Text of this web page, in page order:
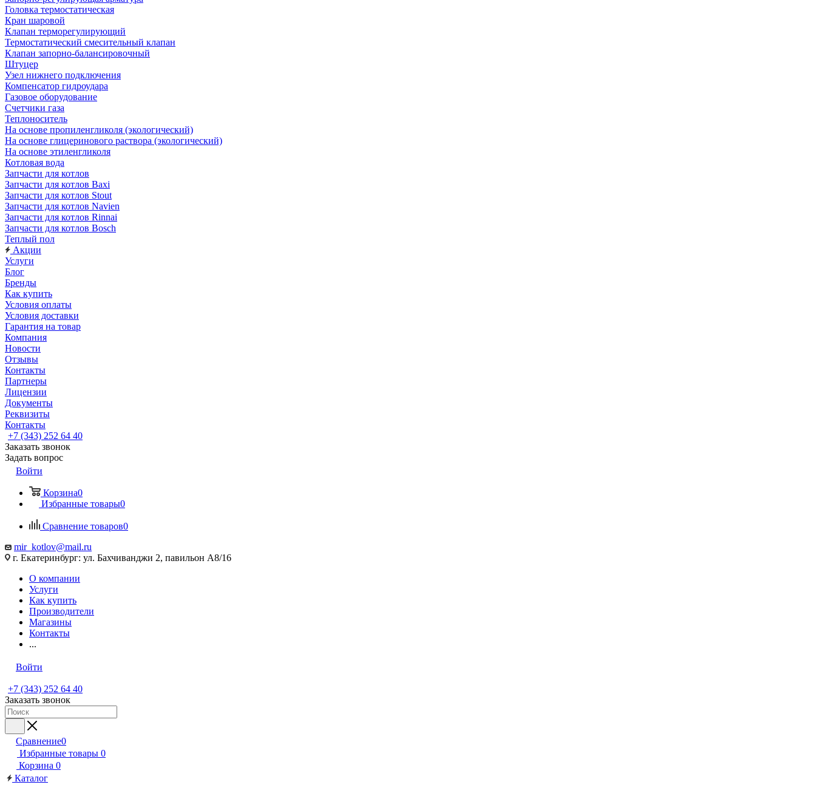
Головка термостатическая
Кран шаровой
Клапан терморегулирующий
Термостатический смесительный клапан
Клапан запорно-балансировочный
Штуцер
Узел нижнего подключения
Компенсатор гидроудара
Газовое оборудование
Счетчики газа
Теплоноситель
На основе пропиленгликоля (экологический)
На основе глицеринового раствора (экологический)
На основе этиленгликоля
Котловая вода
Запчасти для котлов
Запчасти для котлов Baxi
Запчасти для котлов Stout
Запчасти для котлов Navien
Запчасти для котлов Rinnai
Запчасти для котлов Bosch
Теплый пол
Акции
Услуги
Блог
Бренды
Как купить
Условия оплаты
Условия доставки
Гарантия на товар
Компания
Новости
Отзывы
Контакты
Партнеры
Лицензии
Документы
Реквизиты
Контакты
+7 (343) 252 64 40
Заказать звонок
Задать вопрос
Войти
Корзина0
Избранные товары0
Сравнение товаров0
mir_kotlov@mail.ru
г. Екатеринбург: ул. Бахчиванджи 2, павильон А8/16
О компании
Услуги
Как купить
Производители
Магазины
Контакты
...
Войти
+7 (343) 252 64 40
Заказать звонок
Сравнение0
Избранные товары 0
Корзина 0
Каталог